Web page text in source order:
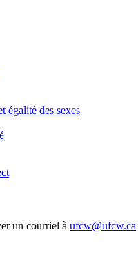
égalité des sexes
un courriel à ufcw@ufcw.ca